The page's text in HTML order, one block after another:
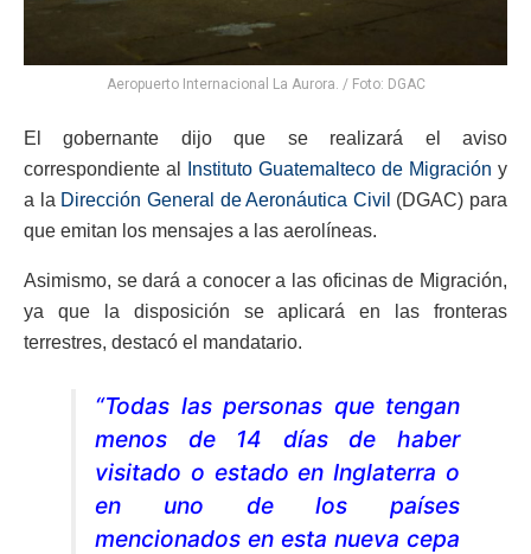
Aeropuerto Internacional La Aurora. / Foto: DGAC
El gobernante dijo que se realizará el aviso
correspondiente al
Instituto Guatemalteco de Migración y
a la Dirección General de Aeronáutica Civil (DGAC) para
que emitan los mensajes a las aerolíneas.
Asimismo, se dará a conocer a las oficinas de Migración,
ya que la disposición se aplicará en las fronteras
terrestres, destacó el mandatario.
“Todas las personas que tengan
menos de 14 días de haber
visitado o estado en Inglaterra o
en uno de los países
mencionados en esta nueva cepa